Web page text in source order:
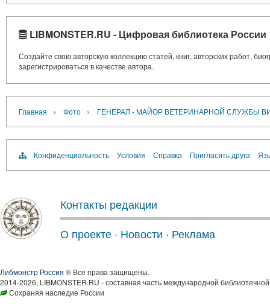
LIBMONSTER.RU - Цифровая библиотека России
Создайте свою авторскую коллекцию статей, книг, авторских работ,
зарегистрироваться в качестве автора.
Главная › Фото › ГЕНЕРАЛ - МАЙОР ВЕТЕРИНАРНОЙ СЛУЖБЫ
Конфиденциальность Условия Справка Пригласить друга
Контакты редакции
О проекте · Новости · Реклама
Либмонстр Россия ® Все права защищены.
2014-2026, LIBMONSTER.RU - составная часть международной
Сохраняя наследие России